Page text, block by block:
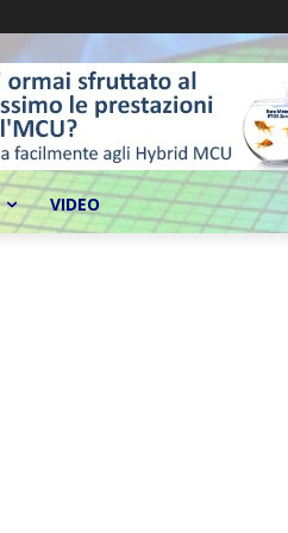
VIDEO